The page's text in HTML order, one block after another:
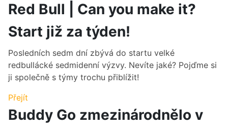
Red Bull | Can you make it?
Start již za týden!
Posledních sedm dní zbývá do startu velké
redbullácké sedmidenní výzvy. Nevíte jaké? Pojďme si
ji společně s týmy trochu přiblížit!
Přejít
Buddy Go zmezinárodnělo v